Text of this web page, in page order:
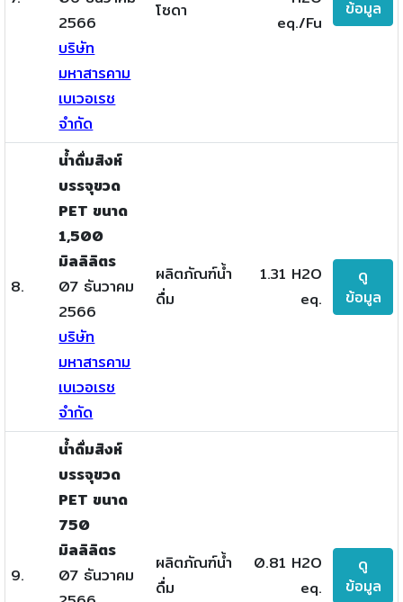
2566
บริษัท
มหาสารคาม
เบเวอเรช
จำกัด
โซดา
eq./Fu
ข้อมูล
8.
น้ำดื่มสิงห์
บรรจุขวด
PET ขนาด
1,500
มิลลิลิตร
07 ธันวาคม
2566
บริษัท
มหาสารคาม
เบเวอเรช
จำกัด
ผลิตภัณฑ์น้ำ
ดื่ม
1.31 H2O
eq.
ดู
ข้อมูล
9.
น้ำดื่มสิงห์
บรรจุขวด
PET ขนาด
750
มิลลิลิตร
07 ธันวาคม
ผลิตภัณฑ์น้ำ
ดื่ม
0.81 H2O
eq.
ดู
ข้อมูล